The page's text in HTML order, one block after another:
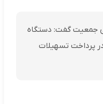
جمعیت گفت: دستگاه
پرداخت تسهیلات